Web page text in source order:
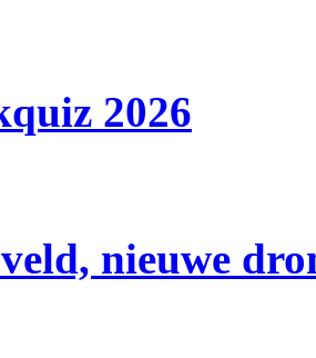
2026
nieuwe